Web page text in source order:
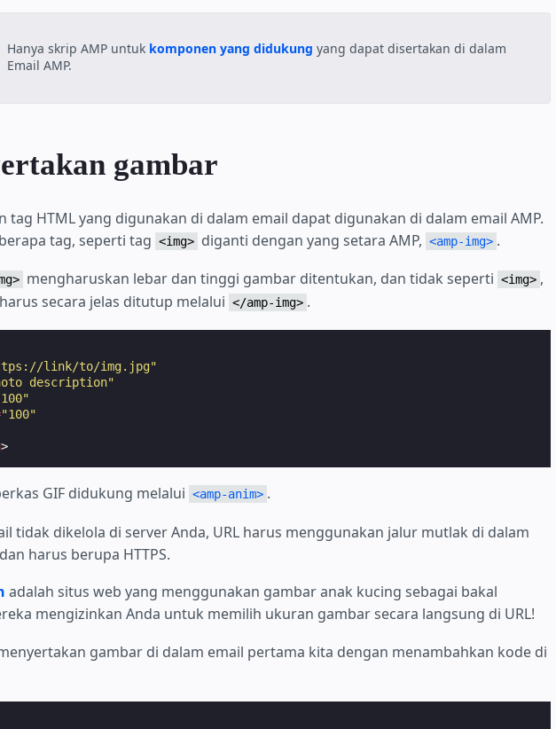
Hanya skrip AMP untuk komponen yang didukung yang dapat disertakan di dalam
Email AMP.
gambar
tag HTML yang digunakan di dalam email dapat digunakan di dalam email AMP.
tag, seperti tag <img> diganti dengan yang setara AMP, <amp-img> .
mengharuskan lebar dan tinggi gambar ditentukan, dan tidak seperti <img> ,
harus secara jelas ditutup melalui </amp-img> .
link/to/img.jpg"
description"
"100"
>
GIF didukung melalui <amp-anim> .
tidak dikelola di server Anda, URL harus menggunakan jalur mutlak di dalam
harus berupa HTTPS.
adalah situs web yang menggunakan gambar anak kucing sebagai bakal
mengizinkan Anda untuk memilih ukuran gambar secara langsung di URL!
gambar di dalam email pertama kita dengan menambahkan kode di